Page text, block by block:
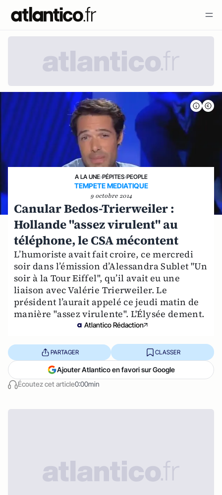
A LA UNE›PÉPITES›PEOPLE
TEMPETE MEDIATIQUE
9 octobre 2014
Canular Bedos-Trierweiler :
Hollande "assez virulent" au
téléphone, le CSA mécontent
L’humoriste avait fait croire, ce mercredi
soir dans l’émission d’Alessandra Sublet "Un
soir à la Tour Eiffel", qu’il avait eu une
liaison avec Valérie Trierweiler. Le
président l’aurait appelé ce jeudi matin de
manière "assez virulente". L'Élysée dement.
Atlantico Rédaction
Écoutez cet article0:00min
PARTAGER CLASSER
Ajouter Atlantico en favori sur Google